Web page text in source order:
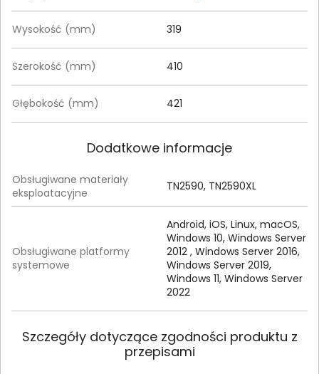
Wysokość (mm) 319
Szerokość (mm) 410
Głębokość (mm) 421
Dodatkowe informacje
Obsługiwane materiały
eksploatacyjne
TN2590, TN2590XL
Obsługiwane platformy
systemowe
Android, iOS, Linux, macOS,
Windows 10, Windows Server
2012 , Windows Server 2016,
Windows Server 2019,
Windows 11, Windows Server
2022
Szczegóły dotyczące zgodności produktu z
przepisami